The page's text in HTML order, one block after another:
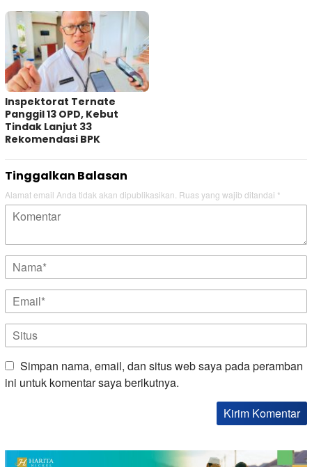
Inspektorat Ternate
Panggil 13 OPD, Kebut
Tindak Lanjut 33
Rekomendasi BPK
Tinggalkan Balasan
Alamat email Anda tidak akan dipublikasikan. Ruas yang wajib ditandai *
Simpan nama, email, dan situs web saya pada peramban
ini untuk komentar saya berikutnya.